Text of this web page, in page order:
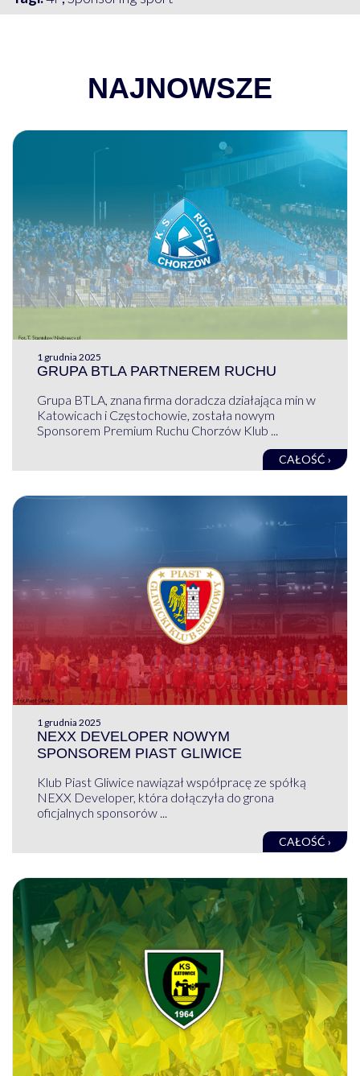
NAJNOWSZE
1 grudnia 2025
GRUPA BTLA PARTNEREM RUCHU
Grupa BTLA, znana firma doradcza działająca min w
Katowicach i Częstochowie, została nowym
Sponsorem Premium Ruchu Chorzów Klub ...
CAŁOŚĆ ›
1 grudnia 2025
NEXX DEVELOPER NOWYM
SPONSOREM PIAST GLIWICE
Klub Piast Gliwice nawiązał współpracę ze spółką
NEXX Developer, która dołączyła do grona
oficjalnych sponsorów ...
CAŁOŚĆ ›